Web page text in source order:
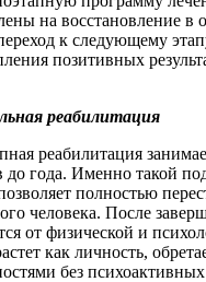
на восстановление в
к следующему
позитивных
реабилитация
реабилитация
до года. Именно такой
полностью
человека. После
от физической и
как личность,
без